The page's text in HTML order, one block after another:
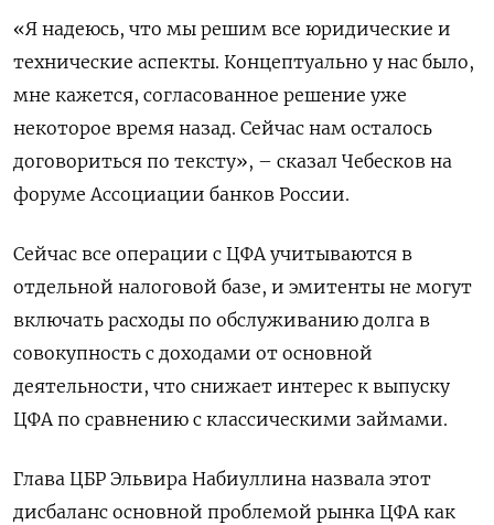
«Я надеюсь, что мы решим все юридические и
технические аспекты. Концептуально у нас было,
мне кажется, согласованное решение уже
некоторое время назад. Сейчас нам осталось
договориться по тексту», – сказал Чебесков на
форуме Ассоциации банков России.
Сейчас все операции с ЦФА учитываются в
отдельной налоговой базе, и эмитенты не могут
включать расходы по обслуживанию долга в
совокупность с доходами от основной
деятельности, что снижает интерес к выпуску
ЦФА по сравнению с классическими займами.
Глава ЦБР Эльвира Набиуллина назвала этот
дисбаланс основной проблемой рынка ЦФА как